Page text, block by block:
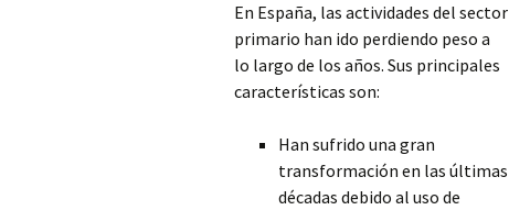
En España, las actividades del sector
primario han ido perdiendo peso a
lo largo de los años. Sus principales
características son:
Han sufrido una gran
transformación en las últimas
décadas debido al uso de